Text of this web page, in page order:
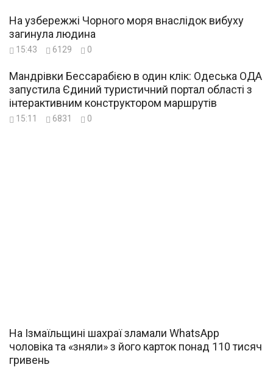
На узбережжі Чорного моря внаслідок вибуху
загинула людина
15:43 6129 0
Мандрівки Бессарабією в один клік: Одеська ОДА
запустила Єдиний туристичний портал області з
інтерактивним конструктором маршрутів
15:11 6831 0
На Ізмаїльщині шахраї зламали WhatsApp
чоловіка та «зняли» з його карток понад 110 тисяч
гривень